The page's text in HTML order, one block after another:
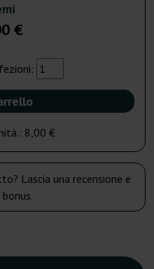
€
8,00 €
Lascia una recensione e